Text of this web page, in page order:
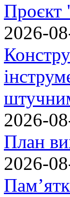
Проєкт
2026-
2026-
План
2026-